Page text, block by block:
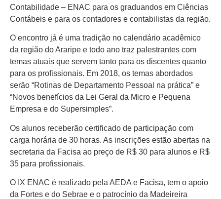
Contabilidade – ENAC para os graduandos em Ciências
Contábeis e para os contadores e contabilistas da região.
O encontro já é uma tradição no calendário acadêmico
da região do Araripe e todo ano traz palestrantes com
temas atuais que servem tanto para os discentes quanto
para os profissionais. Em 2018, os temas abordados
serão “Rotinas de Departamento Pessoal na prática” e
“Novos benefícios da Lei Geral da Micro e Pequena
Empresa e do Supersimples”.
Os alunos receberão certificado de participação com
carga horária de 30 horas. As inscrições estão abertas na
secretaria da Facisa ao preço de R$ 30 para alunos e R$
35 para profissionais.
O IX ENAC é realizado pela AEDA e Facisa, tem o apoio
da Fortes e do Sebrae e o patrocínio da Madeireira